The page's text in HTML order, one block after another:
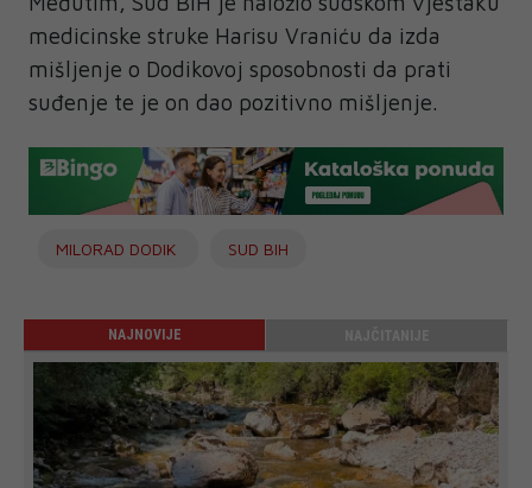
medicinske struke Harisu Vraniću da izda
mišljenje o Dodikovoj sposobnosti da prati
suđenje te je on dao pozitivno mišljenje.
MILORAD DODIK SUD BIH
NAJNOVIJE